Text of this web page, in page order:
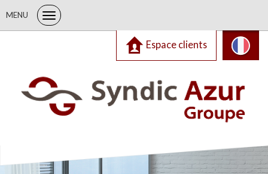
MENU
Espace clients